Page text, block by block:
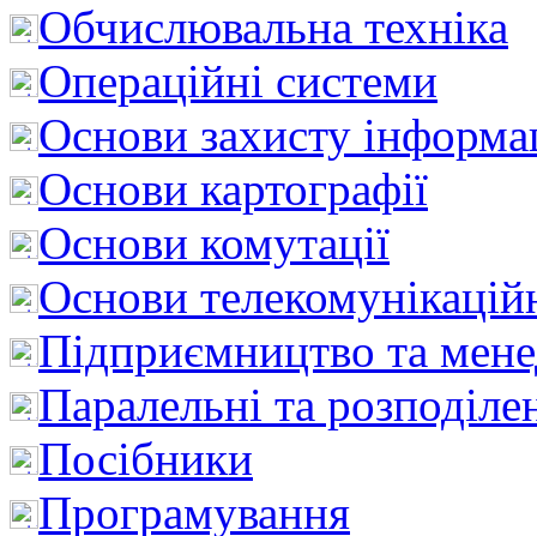
Обчислювальна техніка
Операційні системи
Основи захисту
Основи картографії
Основи комутації
Основи
Підприємництво та
Паралельні та
Посібники
Програмування